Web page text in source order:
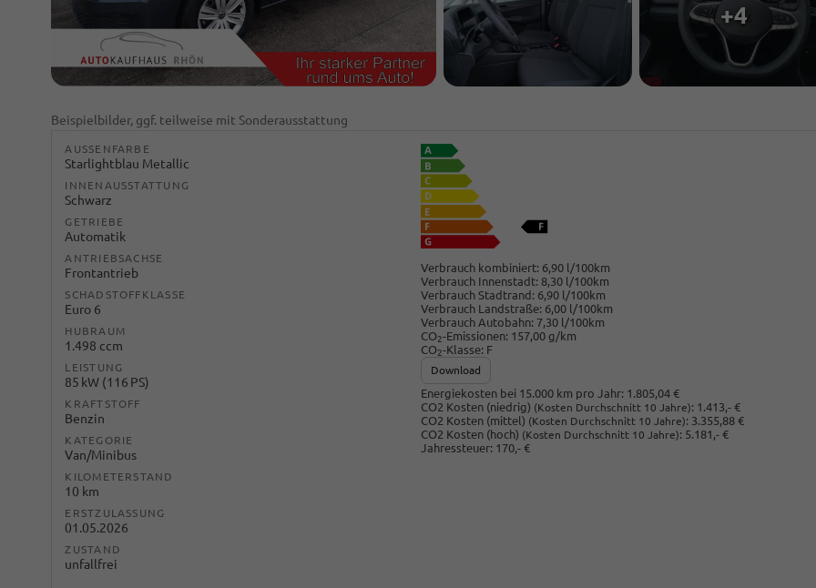
+4
Beispielbilder, ggf. teilweise mit Sonderausstattung
AUSSENFARBE
Starlightblau Metallic
INNENAUSSTATTUNG
Schwarz
GETRIEBE
Automatik
ANTRIEBSACHSE
Frontantrieb
SCHADSTOFFKLASSE
Euro 6
HUBRAUM
1.498 ccm
LEISTUNG
85 kW (116 PS)
KRAFTSTOFF
Benzin
KATEGORIE
Van/Minibus
KILOMETERSTAND
10 km
ERSTZULASSUNG
01.05.2026
ZUSTAND
unfallfrei
Verbrauch kombiniert: 6,90 l/100km
Verbrauch Innenstadt: 8,30 l/100km
Verbrauch Stadtrand: 6,90 l/100km
Verbrauch Landstraße: 6,00 l/100km
Verbrauch Autobahn: 7,30 l/100km
CO2-Emissionen: 157,00 g/km
CO2-Klasse: F
Download
Energiekosten bei 15.000 km pro Jahr: 1.805,04 €
CO2 Kosten (niedrig) (Kosten Durchschnitt 10 Jahre): 1.413,- €
CO2 Kosten (mittel) (Kosten Durchschnitt 10 Jahre): 3.355,88 €
CO2 Kosten (hoch) (Kosten Durchschnitt 10 Jahre): 5.181,- €
Jahressteuer: 170,- €